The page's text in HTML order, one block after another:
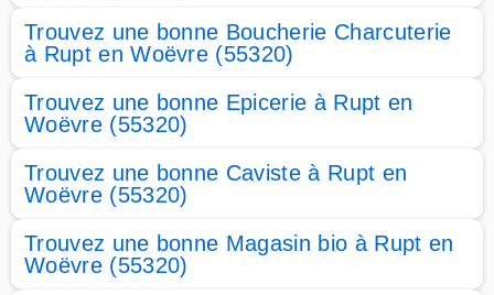
Trouvez une bonne Boucherie Charcuterie
à Rupt en Woëvre (55320)
Trouvez une bonne Epicerie à Rupt en
Woëvre (55320)
Trouvez une bonne Caviste à Rupt en
Woëvre (55320)
Trouvez une bonne Magasin bio à Rupt en
Woëvre (55320)